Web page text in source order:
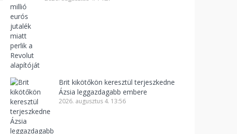
Brit kikötőkön keresztül terjeszkedne
Ázsia leggazdagabb embere
2026. augusztus 4. 13:56